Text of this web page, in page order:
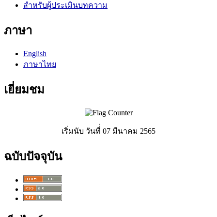
สำหรับผู้ประเมินบทความ
ภาษา
English
ภาษาไทย
เยี่ยมชม
เริ่มนับ วันที่่ 07 มีนาคม 2565
ฉบับปัจจุบัน